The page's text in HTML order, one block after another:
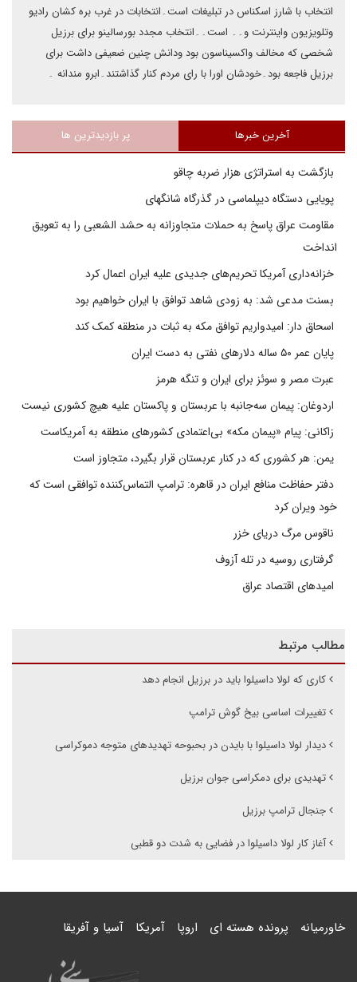
انتخاب با شارز اسکناس در تبلیغات است۔انتخابات در غرب بره کشان رادیو
وتلویزیون واینترنت و۔۔ است۔۔انتخاب مجدد بورسالینو برای برزیل
شخصی که مخالف واکسیناسون بود ودانش چنین ضعیفی داشت برای
برزیل فاجعه بود۔خودشان اورا با رای مردم کنار گذاشتند۔ابرو مندانه ۔
آخرین خبرها پر بازدیدترین ها
بازگشت به استراتژی هزار ضربه چاقو
پویایی دستگاه دیپلماسی در گذرگاه شانگهای
مقاومت عراق پاسخ به حملات متجاوزانه به حشد الشعبی را به تعویق
انداخت
خزانه‌داری آمریکا تحریم‌های جدیدی علیه ایران اعمال کرد
بسنت مدعی شد: به زودی شاهد توافق با ایران خواهیم بود
اسحاق دار: امیدواریم توافق مکه به ثبات در منطقه کمک کند
پایان عمر ۵۰ ساله دلارهای نفتی به دست ایران
عبرت مصر و سوئز برای ایران و تنگه هرمز
اردوغان: پیمان سه‌جانبه با عربستان و پاکستان علیه هیچ کشوری نیست
زاکانی: پیام «پیمان مکه» بی‌اعتمادی کشورهای منطقه به آمریکاست
یمن: هر کشوری که در کنار عربستان قرار بگیرد، متجاوز است
دفتر حفاظت منافع ایران در قاهره: ترامپ التماس‌کننده توافقی است که
خود ویران کرد
ناقوس مرگ دریای خزر
گرفتاری روسیه در تله آزوف
امیدهای اقتصاد عراق
مطالب مرتبط
کاری که لولا داسیلوا باید در برزیل انجام دهد
تغییرات اساسی بیخ گوش ترامپ
دیدار لولا داسیلوا با بایدن در بحبوحه تهدیدهای متوجه دموکراسی
تهدیدی برای دمکراسی جوان برزیل
جنجال ترامپ برزیل
آغاز کار لولا داسیلوا در فضایی به شدت دو قطبی
خاورمیانه پرونده هسته ای اروپا آمریکا آسیا و آفریقا